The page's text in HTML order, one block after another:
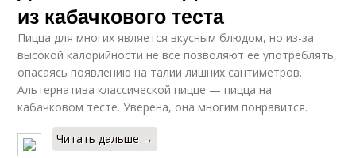
из кабачкового теста
Пицца для многих является вкусным блюдом, но из-за
высокой калорийности не все позволяют ее употреблять,
опасаясь появлению на талии лишних сантиметров.
Альтернатива классической пицце — пицца на
кабачковом тесте. Уверена, она многим понравится.
Читать дальше →